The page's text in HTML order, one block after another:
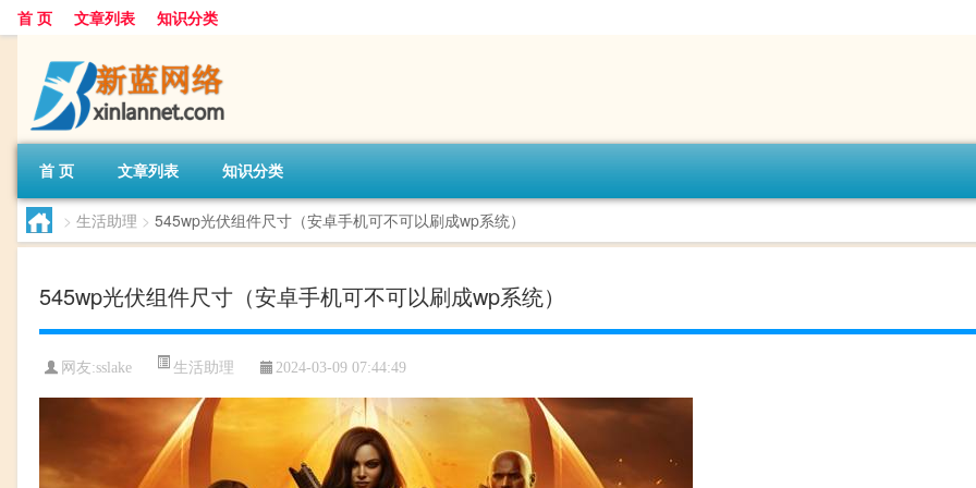
首 页 文章列表 知识分类
首 页 文章列表 知识分类
> 生活助理 > 545wp光伏组件尺寸（安卓手机可不可以刷成wp系统）
545wp光伏组件尺寸（安卓手机可不可以刷成wp系统）
网友:sslake 生活助理 2024-03-09 07:44:49